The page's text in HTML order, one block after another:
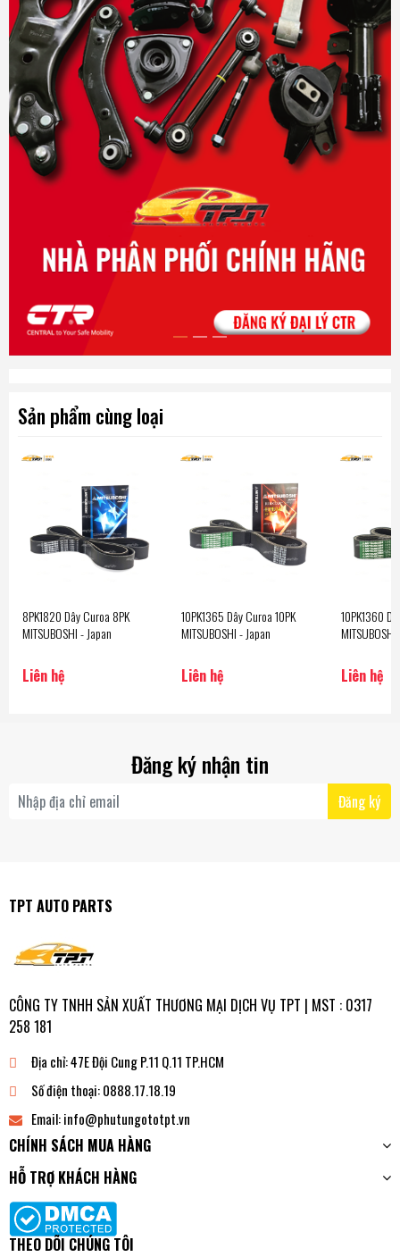
Sản phẩm cùng loại
8PK1820 Dây Curoa 8PK
MITSUBOSHI - Japan
Liên hệ
10PK1365 Dây Curoa 10PK
MITSUBOSHI - Japan
Liên hệ
10PK1360
Liên hệ
Đăng ký nhận tin
Đăng ký
TPT AUTO PARTS
CÔNG TY TNHH SẢN XUẤT THƯƠNG MẠI DỊCH VỤ TPT | MST : 0317
258 181
Địa chỉ:47E Đội Cung P.11 Q.11 TP.HCM
Số điện thoại:0888.17.18.19
Email:info@phutungototpt.vn
CHÍNH SÁCH MUA HÀNG
HỖ TRỢ KHÁCH HÀNG
THEO DÕI CHÚNG TÔI